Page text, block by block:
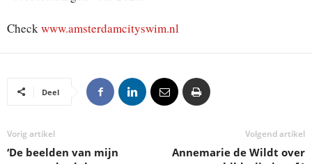
Checkwww.amsterdamcityswim.nl
Deel
Vorig artikel
‘De beelden van mijn
Volgend artikel
Annemarie de Wildt over